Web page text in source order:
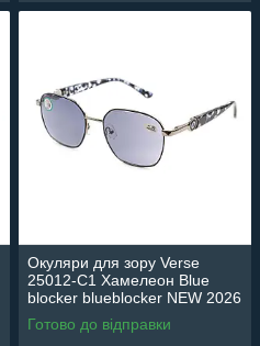
Окуляри для зору Verse
25012-C1 Хамелеон Blue
blocker blueblocker NEW 2026
Готово до відправки